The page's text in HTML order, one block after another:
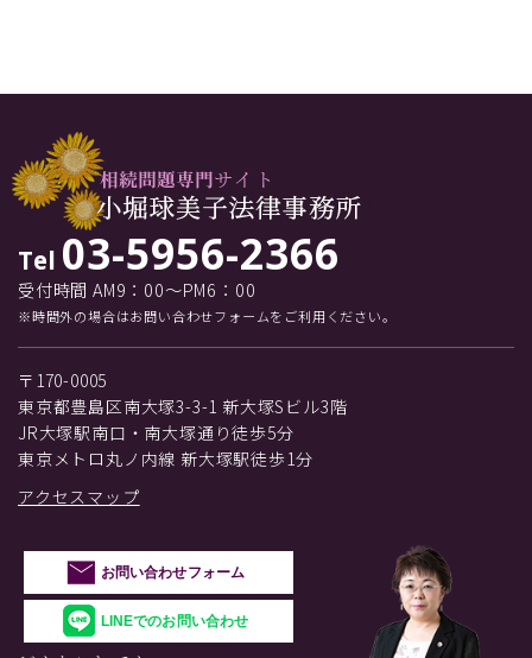
Tel 03-5956-2366
受付時間 AM9：00～PM6：00
※時間外の場合はお問い合わせフォームをご利用ください。
〒170-0005
東京都豊島区南大塚3-3-1 新大塚Sビル3階
JR大塚駅南口・南大塚通り徒歩5分
東京メトロ丸ノ内線 新大塚駅徒歩1分
アクセスマップ
お問い合わせフォーム
LINEでのお問い合わせ